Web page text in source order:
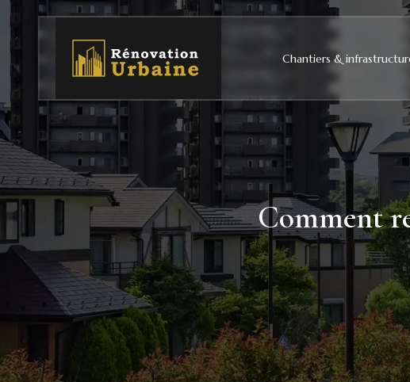
Chantiers &
Comment